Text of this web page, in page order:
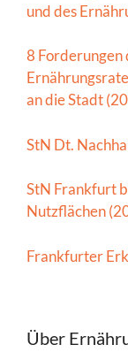
und des
8 Forderungen
an die Stadt
StN Dt.
StN Frankfurt
Nutzflächen
Frankfurter
Über